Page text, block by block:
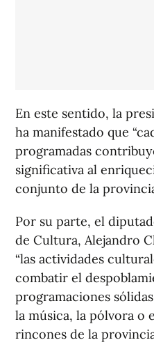
En este sentido, la
ha manifestado que
programadas
significativa al
conjunto de la
Por su parte, el
de Cultura, Alejandro
“las actividades
combatir el
programaciones
la música, la pólvora o
rincones de la